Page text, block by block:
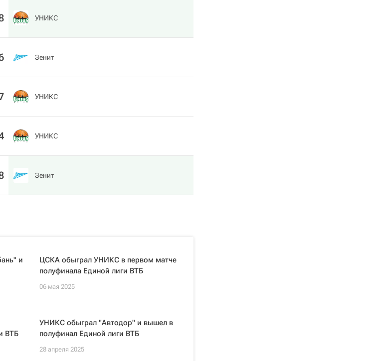
УНИКС
Зенит
УНИКС
УНИКС
Зенит
и
ЦСКА обыграл УНИКС в первом матче
полуфинала Единой лиги ВТБ
06 мая 2025
ВТБ
УНИКС обыграл "Автодор" и вышел в
полуфинал Единой лиги ВТБ
28 апреля 2025